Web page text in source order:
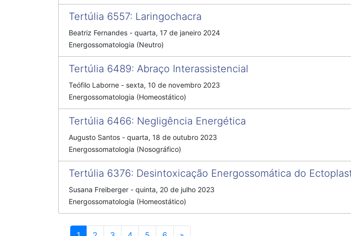
Tertúlia 6557: Laringochacra
Beatriz Fernandes - quarta, 17 de janeiro 2024
Energossomatologia (Neutro)
Tertúlia 6489: Abraço Interassistencial
Teófilo Laborne - sexta, 10 de novembro 2023
Energossomatologia (Homeostático)
Tertúlia 6466: Negligência Energética
Augusto Santos - quarta, 18 de outubro 2023
Energossomatologia (Nosográfico)
Tertúlia 6376: Desintoxicação Energossomática do
Susana Freiberger - quinta, 20 de julho 2023
Energossomatologia (Homeostático)